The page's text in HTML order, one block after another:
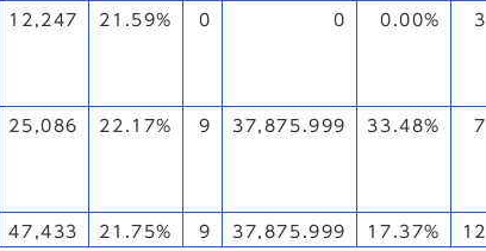
12,247 21.59% 0 0 0.00% 3
25,086 22.17% 9 37,875.999 33.48% 7
47,433 21.75% 9 37,875.999 17.37% 12